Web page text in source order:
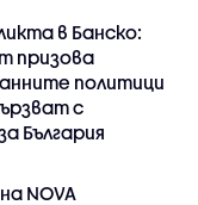
в Банско:
призова
политици
с
България
NOVA